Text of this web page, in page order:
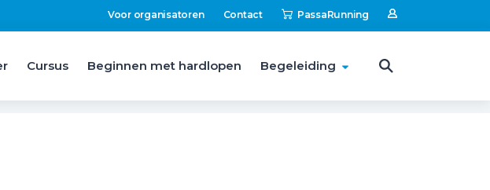
Voor organisatoren Contact PassaRunning
Cursus Beginnen met hardlopen Begeleiding